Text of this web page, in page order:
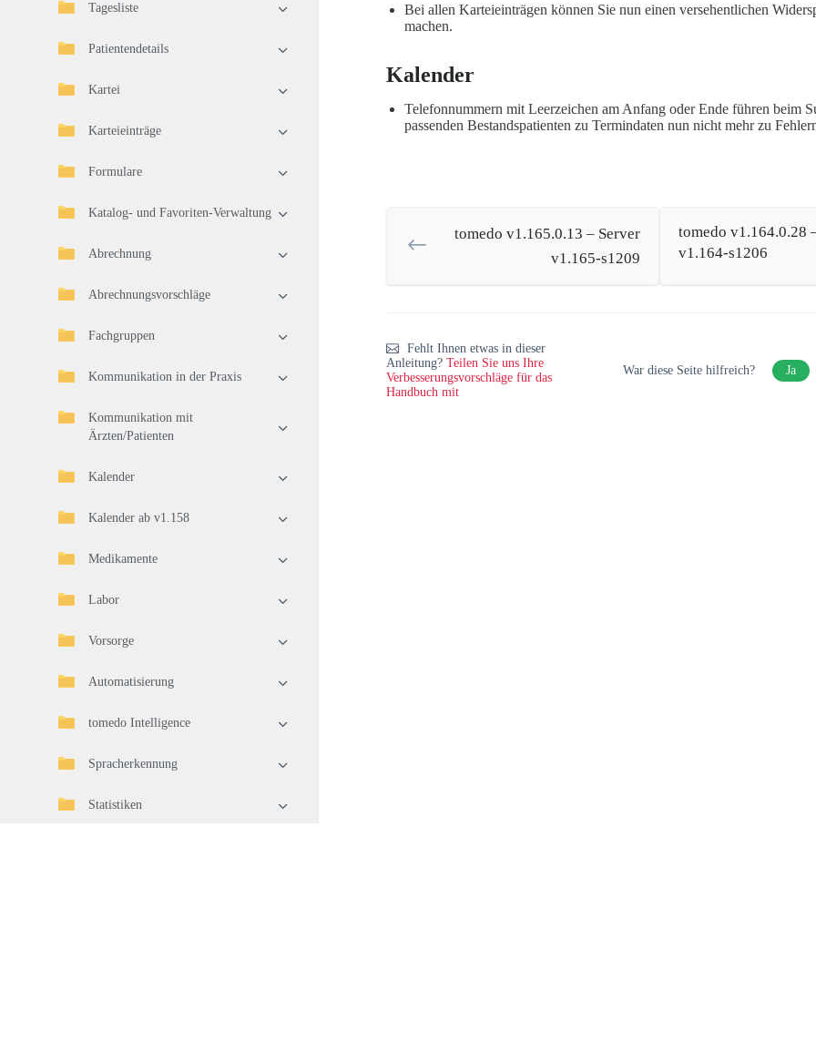
Tagesliste
Patientendetails
Kartei
Karteieinträge
Formulare
Katalog- und Favoriten-Verwaltung
Abrechnung
Abrechnungsvorschläge
Fachgruppen
Kommunikation in der Praxis
Kommunikation mit
Ärzten/Patienten
Kalender
Kalender ab v1.158
Medikamente
Labor
Vorsorge
Automatisierung
tomedo Intelligence
Spracherkennung
Statistiken
Bei allen Karteieinträgen können Sie nun einen versehentlichen
machen.
Kalender
Telefonnummern mit Leerzeichen am Anfang oder Ende führen beim
passenden Bestandspatienten zu Termindaten nun nicht mehr zu
tomedo v1.165.0.13 – Server
v1.165-s1209
tomedo v1.164.0.28
v1.164-s1206
Fehlt Ihnen etwas in dieser
Anleitung? Teilen Sie uns Ihre
Verbesserungsvorschläge für das
Handbuch mit
War diese Seite hilfreich? Ja